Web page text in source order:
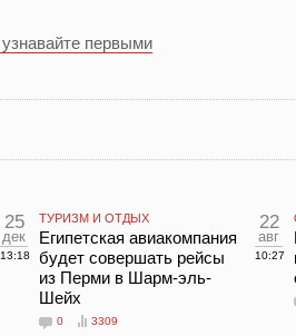
первыми
25
дек
13:18
ТУРИЗМ И ОТДЫХ
Египетская авиакомпания
будет совершать рейсы
из Перми в Шарм-эль-
Шейх
0 3309
22
авг
10:27